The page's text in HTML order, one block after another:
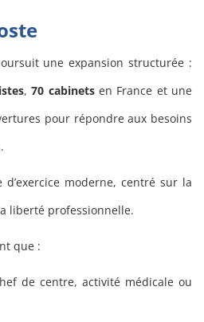
une expansion structurée :
,70 cabinetsen France et une
pour répondre aux besoins
moderne, centré sur la
liberté professionnelle.
que :
de centre, activité médicale ou